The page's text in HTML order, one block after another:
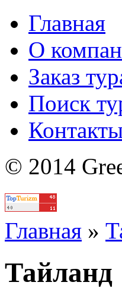
Главная
О
Заказ
Поиск
© 2014
Главная »
Тайланд